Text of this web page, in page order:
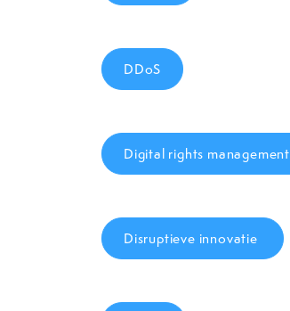
DDoS
Digital rights management
Disruptieve innovatie